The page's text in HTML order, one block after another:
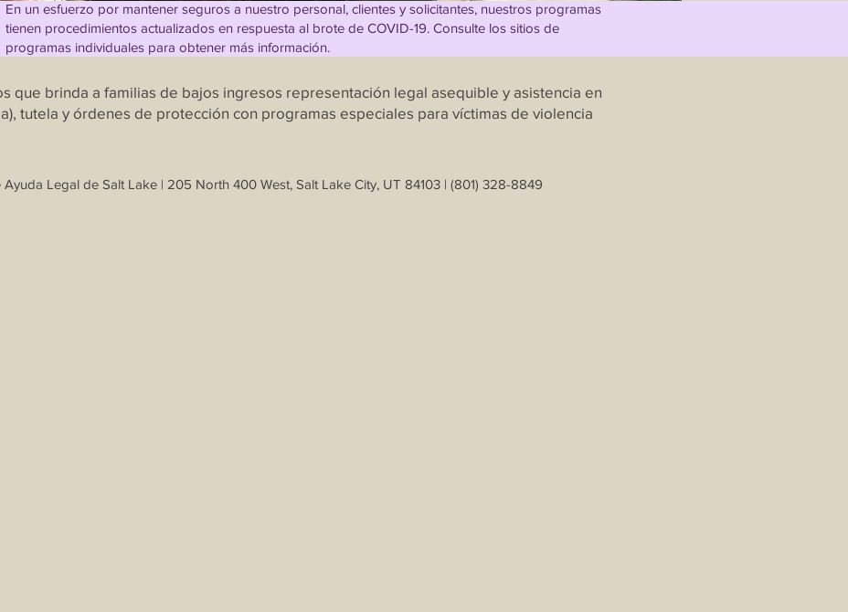
En un esfuerzo por mantener seguros a nuestro personal, clientes y solicitantes, nuestros programas
tienen procedimientos actualizados en respuesta al brote de COVID-19. Consulte los sitios de
programas individuales para obtener más información.
que brinda a familias de bajos ingresos representación legal asequible y asistencia en
tutela y órdenes de protección con programas especiales para víctimas de violencia
Legal de Salt Lake | 205 North 400 West, Salt Lake City, UT 84103 | (801) 328-8849